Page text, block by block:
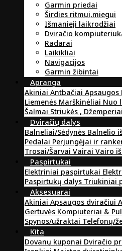
Garmin priedai
Širdies ritmui,miegui
Išmanieji laikrodžiai
Dviračio
Radarai
Laikikliai
Navigacijos
Garmin žibintai
Apranga
Akiniai Antbačiai Apsaugos
Liemenės Marškinėliai Nuo
Šalmai Striukės , Džemperiai
Dviračių dalys
Balneliai/Sėdynės Balnelio
Pedalai Perjungėjai ir
Trosai/Šarvai Vairai Vairo
Paspirtukai
Elektriniai paspirtukai
Paspirtukų dalys Triukiniai
Aksesuarai
Akiniai Apsaugos dviračiui
Gertuvės Kompiuteriai &
Spynos/užraktai Telefonų/
Kita
Dovanų kuponai Dviračio